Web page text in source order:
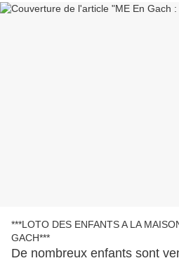
***LOTO DES ENFANTS A LA
GACH***
De nombreux enfants sont